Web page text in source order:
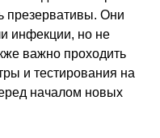
презервативы. Они
инфекции, но не
важно проходить
и тестирования на
началом новых